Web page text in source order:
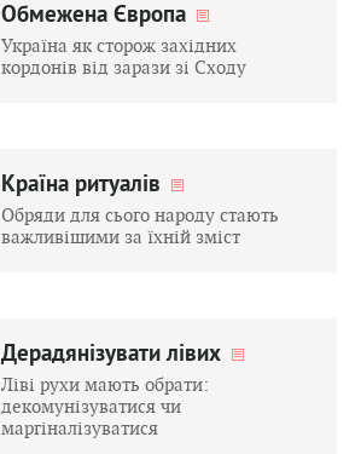
Обмежена Європа
Україна як сторож західних
кордонів від зарази зі Сходу
Країна ритуалів
Обряди для сього народу стають
важливішими за їхній зміст
Дерадянізувати лівих
Ліві рухи мають обрати:
декомунізуватися чи
маргіналізуватися